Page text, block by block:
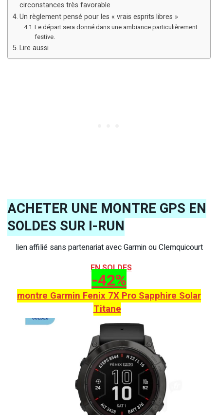
circonstances très favorable
Un règlement pensé pour les « vrais esprits libres »
Le départ sera donné dans une ambiance particulièrement
festive.
Lire aussi
ACHETER UNE MONTRE GPS EN
SOLDES SUR I-RUN
lien affilié sans partenariat avec Garmin ou Clemquicourt
EN SOLDES
-42%
montre Garmin Fenix 7X Pro Sapphire Solar
Titane